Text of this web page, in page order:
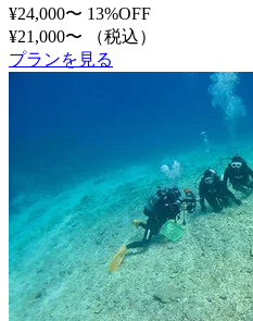
¥24,000〜 13%OFF
¥21,000〜
（税込）
プランを見る